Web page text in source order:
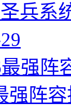
兵系
最强
强阵